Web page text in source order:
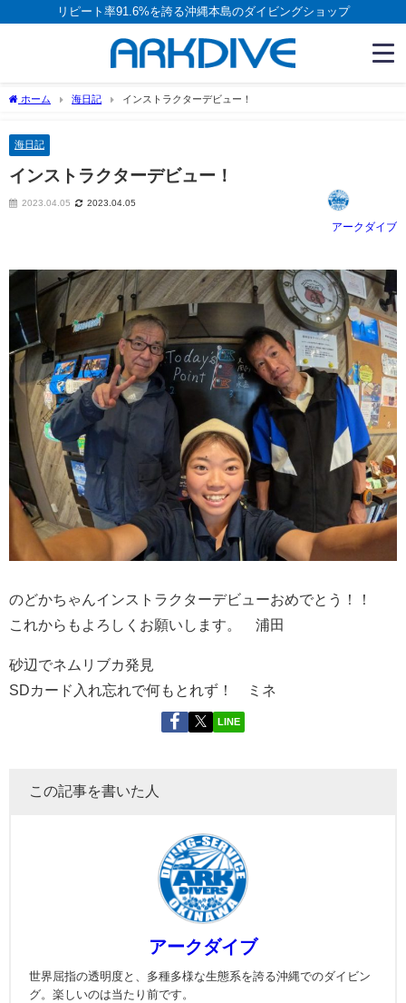
リピート率91.6%を誇る沖縄本島のダイビングショップ
ホーム 海日記 インストラクターデビュー！
海日記
インストラクターデビュー！
2023.04.05 2023.04.05
アークダイブ
のどかちゃんインストラクターデビューおめでとう！！
これからもよろしくお願いします。 浦田
砂辺でネムリブカ発見
SDカード入れ忘れで何もとれず！ ミネ
LINE
この記事を書いた人
アークダイブ
世界屈指の透明度と、多種多様な生態系を誇る沖縄でのダイビン
グ。楽しいのは当たり前です。